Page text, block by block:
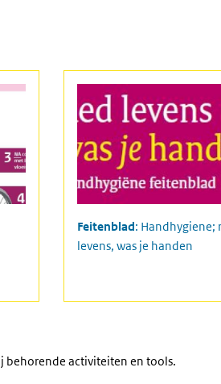
hoe-en-wanneer
poster-5-momenten-van-
https://www.rivm.nl/
Feitenblad: Handhygiene;
levens, was je handen
behorende activiteiten en tools.